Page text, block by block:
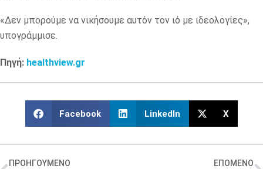
«Δεν μπορούμε να νικήσουμε αυτόν τον ιό με ιδεολογίες»,
υπογράμμισε.
Πηγή: healthview.gr
Facebook LinkedIn X
ΠΡΟΗΓΟΥΜΕΝΟ ΕΠΟΜΕΝΟ